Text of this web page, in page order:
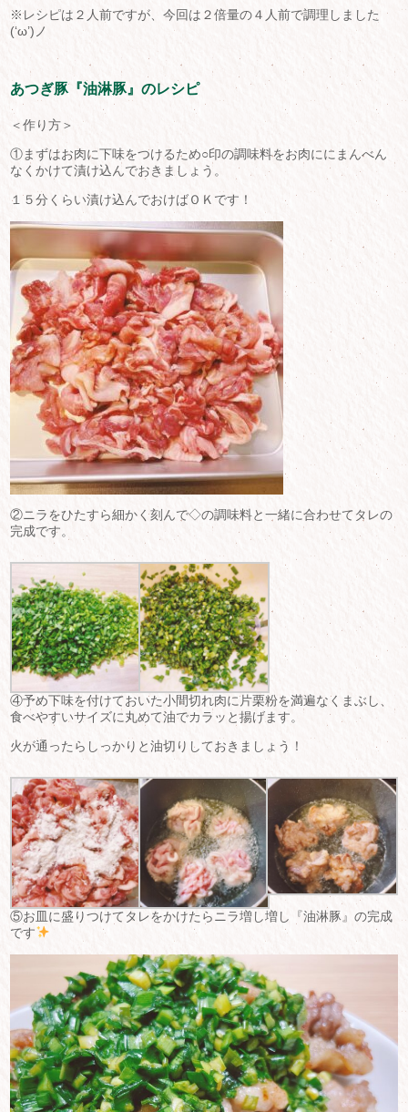
※レシピは２人前ですが、今回は２倍量の４人前で調理しました
(‘ω’)ノ
あつぎ豚『油淋豚』のレシピ
＜作り方＞
①まずはお肉に下味をつけるため○印の調味料をお肉ににまんべん
なくかけて漬け込んでおきましょう。
１５分くらい漬け込んでおけばＯＫです！
②ニラをひたすら細かく刻んで◇の調味料と一緒に合わせてタレの
完成です。
④予め下味を付けておいた小間切れ肉に片栗粉を満遍なくまぶし、
食べやすいサイズに丸めて油でカラッと揚げます。
火が通ったらしっかりと油切りしておきましょう！
⑤お皿に盛りつけてタレをかけたらニラ増し増し『油淋豚』の完成
です